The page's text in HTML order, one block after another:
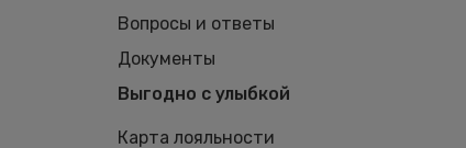
Вопросы и ответы
Документы
Выгодно с улыбкой
Карта лояльности